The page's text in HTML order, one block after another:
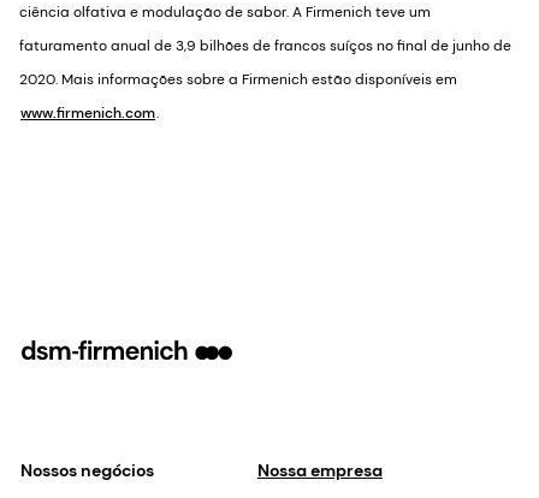
ciência olfativa e modulação de sabor. A Firmenich teve um
faturamento anual de 3,9 bilhões de francos suíços no final de junho de
2020. Mais informações sobre a Firmenich estão disponíveis em
www.firmenich.com.
Nossos negócios Nossa empresa